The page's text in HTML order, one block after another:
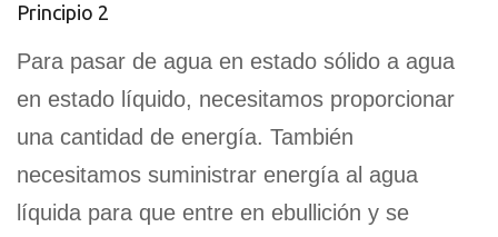
Principio 2
Para pasar de agua en estado sólido a agua
en estado líquido, necesitamos proporcionar
una cantidad de energía. También
necesitamos suministrar energía al agua
líquida para que entre en ebullición y se